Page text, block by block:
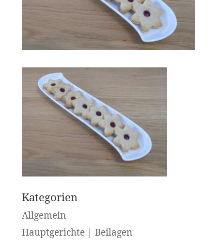
Kategorien
Allgemein
Hauptgerichte | Beilagen